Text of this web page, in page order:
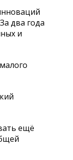
два года
и
ещё